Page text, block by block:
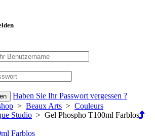
Haben Sie Ihr Passwort vergessen ?
> Beaux Arts > Couleurs
Studio > Gel Phospho T100ml Farblos